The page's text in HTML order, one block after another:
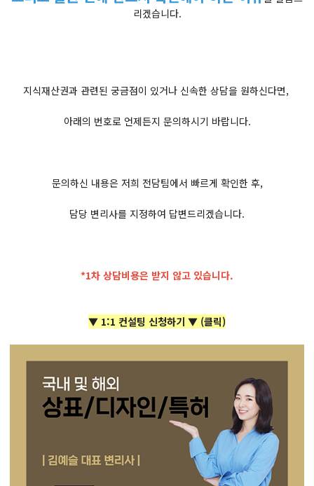
리겠습니다.
지식재산권과 관련된 궁금점이 있거나 신속한 상담을 원하신다면,
아래의 번호로 언제든지 문의하시기 바랍니다.
문의하신 내용은 저희 전담팀에서 빠르게 확인한 후,
담당 변리사를 지정하여 답변드리겠습니다.
*1차 상담비용은 받지 않고 있습니다.
▼ 1:1 컨설팅 신청하기 ▼ (클릭)